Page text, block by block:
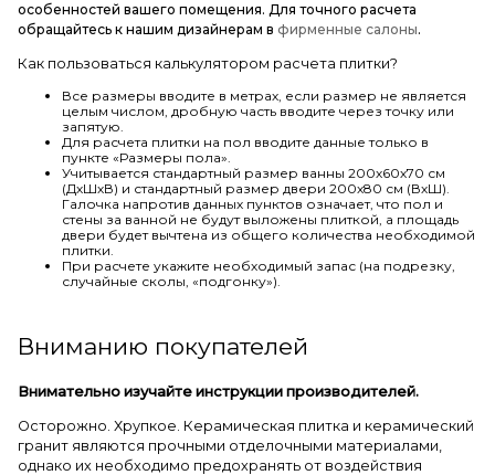
особенностей вашего помещения. Для точного расчета
обращайтесь к нашим дизайнерам в фирменные салоны.
Как пользоваться калькулятором расчета плитки?
Все размеры вводите в метрах, если размер не является
целым числом, дробную часть вводите через точку или
запятую.
Для расчета плитки на пол вводите данные только в
пункте «Размеры пола».
Учитывается стандартный размер ванны 200х60х70 см
(ДхШхВ) и стандартный размер двери 200х80 см (ВхШ).
Галочка напротив данных пунктов означает, что пол и
стены за ванной не будут выложены плиткой, а площадь
двери будет вычтена из общего количества необходимой
плитки.
При расчете укажите необходимый запас (на подрезку,
случайные сколы, «подгонку»).
Вниманию покупателей
Внимательно изучайте инструкции производителей.
Осторожно. Хрупкое. Керамическая плитка и керамический
гранит являются прочными отделочными материалами,
однако их необходимо предохранять от воздействия